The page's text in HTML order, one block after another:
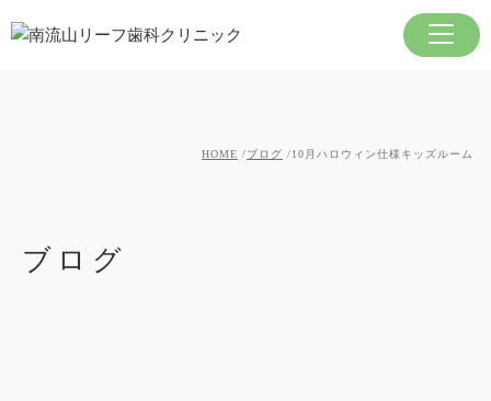
ブログ
HOME ブログ 10月ハロウィン仕様キッズルーム